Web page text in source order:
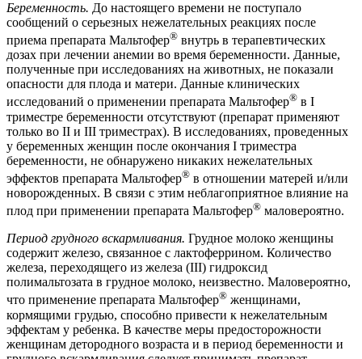
Беременность. До настоящего времени не поступало
сообщений о серьезных нежелательных реакциях после
приема препарата Мальтофер® внутрь в терапевтических
дозах при лечении анемии во время беременности. Данные,
полученные при исследованиях на животных, не показали
опасности для плода и матери. Данные клинических
исследований о применении препарата Мальтофер® в I
триместре беременности отсутствуют (препарат применяют
только во II и III триместрах). В исследованиях, проведенных
у беременных женщин после окончания I триместра
беременности, не обнаружено никаких нежелательных
эффектов препарата Мальтофер® в отношении матерей и/или
новорожденных. В связи с этим неблагоприятное влияние на
плод при применении препарата Мальтофер® маловероятно.
Период грудного вскармливания. Грудное молоко женщины
содержит железо, связанное с лактоферрином. Количество
железа, переходящего из железа (III) гидроксид
полимальтозата в грудное молоко, неизвестно. Маловероятно,
что применение препарата Мальтофер® женщинами,
кормящими грудью, способно привести к нежелательным
эффектам у ребенка. В качестве меры предосторожности
женщинам детородного возраста и в период беременности и